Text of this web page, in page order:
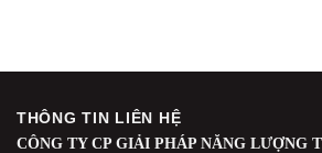
THÔNG TIN LIÊN HỆ
CÔNG TY CP GIẢI PHÁP NĂNG LƯỢNG